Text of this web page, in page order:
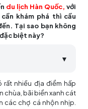
du lịch Hàn Quốc, với
khám phá thì cầu
Tại sao bạn không
biệt này?
▼
rất nhiều địa điểm hấp
chùa, bãi biển xanh cát
các chợ cá nhộn nhịp.